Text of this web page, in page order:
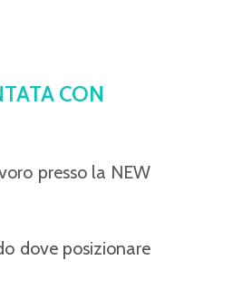
CON
presso la NEW
dove posizionare